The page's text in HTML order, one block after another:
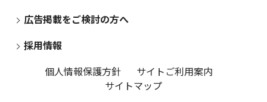
広告掲載をご検討の方へ
採用情報
個人情報保護方針
サイトご利用案内
サイトマップ